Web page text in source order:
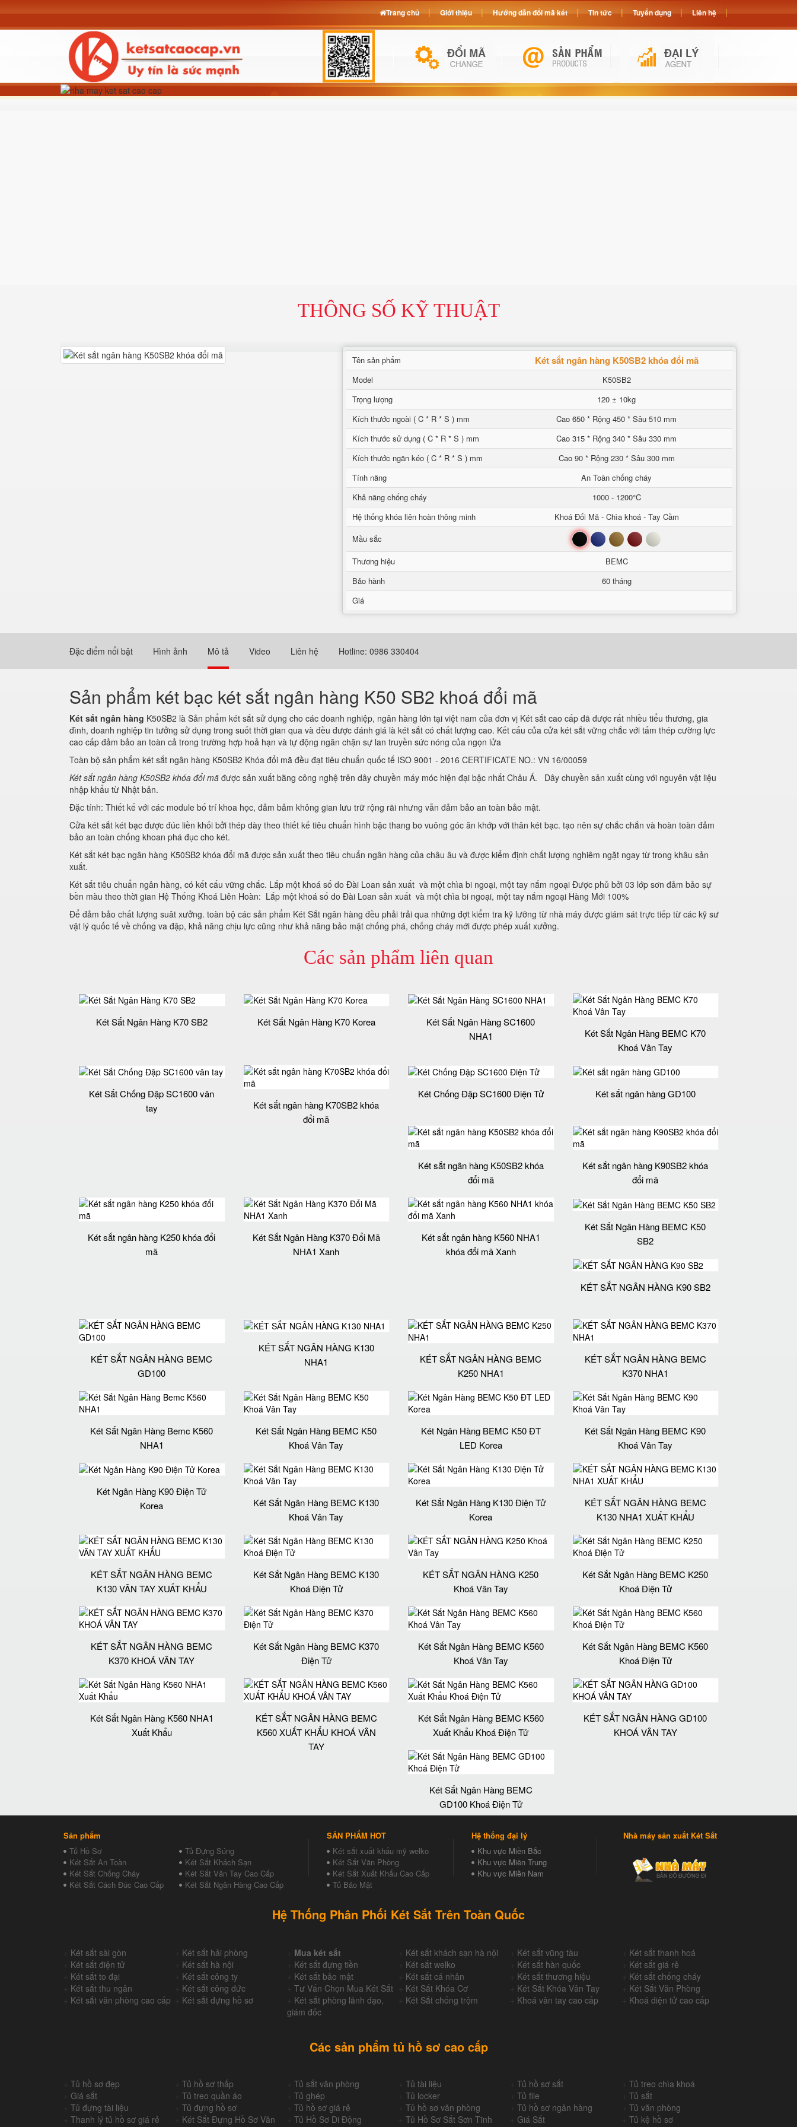
THÔNG SỐ KỸ THUẬT
Tên sản phẩm Két sắt ngân hàng K50SB2 khóa đổi mã
Model
K50SB2
Trọng lượng
120 ± 10kg
Kích thước ngoài ( C * R * S ) mm
Cao 650 * Rộng 450 * Sâu 510 mm
Kích thước sử dụng ( C * R * S ) mm
Cao 315 * Rộng 340 * Sâu 330 mm
Kích thước ngăn kéo ( C * R * S ) mm
Cao 90 * Rộng 230 * Sâu 300 mm
Tính năng
An Toàn chống cháy
Khả năng chống cháy
1000 - 1200°C
Hệ thống khóa liên hoàn thông minh
Khoá Đổi Mã - Chìa khoá - Tay Cầm
Mầu sắc
Đen Xanh Nâu Đỏ Trắng
Thương hiệu
BEMC
Bảo hành
60 tháng
Giá
Đặc điểm nổi bật Hình ảnh Mô tả Video Liên hệ Hotline: 0986 330404
Sản phẩm két bạc két sắt ngân hàng K50 SB2 khoá đổi mã
Két sắt ngân hàng K50SB2 là Sản phẩm két sắt sử dụng cho các doanh nghiệp, ngân hàng lớn tại việt nam của đơn vị Két sắt cao cấp đã được rất nhiều tiểu thương, gia
đình, doanh nghiệp tin tưởng sử dụng trong suốt thời gian qua và đều được đánh giá là két sắt có chất lượng cao. Kết cấu của cửa két sắt vững chắc với tấm thép cường lực
cao cấp đảm bảo an toàn cả trong trường hợp hoả hạn và tự động ngăn chặn sự lan truyền sức nóng của ngọn lửa
Toàn bộ sản phẩm két sắt ngân hàng K50SB2 Khóa đổi mã đều đạt tiêu chuẩn quốc tế ISO 9001 - 2016 CERTIFICATE NO.: VN 16/00059
Két sắt ngân hàng K50SB2 khóa đổi mã được sản xuất bằng công nghệ trên dây chuyền máy móc hiện đại bậc nhất Châu Á. Dây chuyền sản xuất cùng với nguyên vật liệu
nhập khẩu từ Nhật bản.
Đặc tính: Thiết kế với các module bố trí khoa học, đảm bảm không gian lưu trữ rộng rãi nhưng vẫn đảm bảo an toàn bảo mật.
Cửa két sắt két bạc được đúc liền khối bởi thép dày theo thiết kế tiêu chuẩn hình bậc thang bo vuông góc ăn khớp với thân két bạc. tạo nên sự chắc chắn và hoàn toàn đảm
bảo an toàn chống khoan phá đục cho két.
Két sắt két bạc ngân hàng K50SB2 khóa đổi mã được sản xuất theo tiêu chuẩn ngân hàng của châu âu và được kiểm định chất lượng nghiêm ngặt ngay từ trong khâu sản
xuất.
Két sắt tiêu chuẩn ngân hàng, có kết cấu vững chắc. Lắp một khoá số do Đài Loan sản xuất và một chìa bi ngoại, một tay nắm ngoại Được phủ bởi 03 lớp sơn đảm bảo sự
bền màu theo thời gian Hệ Thống Khoá Liên Hoàn: Lắp một khoá số do Đài Loan sản xuất và một chìa bi ngoại, một tay nắm ngoại Hàng Mới 100%
Để đảm bảo chất lượng suât xưởng. toàn bộ các sản phẩm Két Sắt ngân hàng đều phải trải qua những đợt kiểm tra kỹ lưỡng từ nhà máy được giám sát trực tiếp từ các kỹ sư
vật lý quốc tế về chống va đập, khả năng chịu lực cũng như khả năng bảo mật chống phá, chống cháy mới được phép xuất xưởng.
Các sản phẩm liên quan
Két Sắt Ngân Hàng K70 SB2 Két Sắt Ngân Hàng K70 Korea
Két Sắt Ngân Hàng SC1600
NHA1
Két Sắt Ngân Hàng BEMC K70
Khoá Vân Tay
Két Sắt Chống Đập SC1600 vân
tay
Két sắt ngân hàng K70SB2 khóa
đổi mã
Két Chống Đập SC1600 Điện Tử Két sắt ngân hàng GD100
Két sắt ngân hàng K50SB2 khóa
đổi mã
Két sắt ngân hàng K90SB2 khóa
đổi mã
Két sắt ngân hàng K250 khóa đổi
mã
Két Sắt Ngân Hàng K370 Đổi Mã
NHA1 Xanh
Két sắt ngân hàng K560 NHA1
khóa đổi mã Xanh
Két Sắt Ngân Hàng BEMC K50
SB2
KÉT SẮT NGÂN HÀNG K90 SB2
KÉT SẮT NGÂN HÀNG BEMC
GD100
KÉT SẮT NGÂN HÀNG K130
NHA1
KÉT SẮT NGÂN HÀNG BEMC
K250 NHA1
KÉT SẮT NGÂN HÀNG BEMC
K370 NHA1
Két Sắt Ngân Hàng Bemc K560
NHA1
Két Sắt Ngân Hàng BEMC K50
Khoá Vân Tay
Két Ngân Hàng BEMC K50 ĐT
LED Korea
Két Sắt Ngân Hàng BEMC K90
Khoá Vân Tay
Két Ngân Hàng K90 Điện Tử
Korea
Két Sắt Ngân Hàng BEMC K130
Khoá Vân Tay
Két Sắt Ngân Hàng K130 Điện Tử
Korea
KÉT SẮT NGÂN HÀNG BEMC
K130 NHA1 XUẤT KHẨU
KÉT SẮT NGÂN HÀNG BEMC
K130 VÂN TAY XUẤT KHẨU
Két Sắt Ngân Hàng BEMC K130
Khoá Điện Tử
KÉT SẮT NGÂN HÀNG K250
Khoá Vân Tay
Két Sắt Ngân Hàng BEMC K250
Khoá Điện Tử
KÉT SẮT NGÂN HÀNG BEMC
K370 KHOÁ VÂN TAY
Két Sắt Ngân Hàng BEMC K370
Điện Tử
Két Sắt Ngân Hàng BEMC K560
Khoá Vân Tay
Két Sắt Ngân Hàng BEMC K560
Khoá Điện Tử
Két Sắt Ngân Hàng K560 NHA1
Xuất Khẩu
KÉT SẮT NGÂN HÀNG BEMC
K560 XUẤT KHẨU KHOÁ VÂN
TAY
Két Sắt Ngân Hàng BEMC K560
Xuất Khẩu Khoá Điện Tử
KÉT SẮT NGÂN HÀNG GD100
KHOÁ VÂN TAY
Két Sắt Ngân Hàng BEMC
GD100 Khoá Điện Tử
Sản phẩm
Tủ Hồ Sơ
Tủ Đựng Súng
Két Sắt An Toàn
Két Sắt Khách Sạn
Két Sắt Chống Cháy
Két Sắt Vân Tay Cao Cấp
Két Sắt Cách Đúc Cao Cấp
Két Sắt Ngân Hàng Cao Cấp
SẢN PHẨM HOT
Két sắt xuất khẩu mỹ welko
Két Sắt Văn Phòng
Két Sắt Xuất Khẩu Cao Cấp
Tủ Bảo Mật
Hệ thống đại lý
Khu vực Miền Bắc
Khu vực Miền Trung
Khu vực Miền Nam
Nhà máy sản xuất Két Sắt
Hệ Thống Phân Phối Két Sắt Trên Toàn Quốc
Két sắt sài gòn Két sắt hải phòng Mua két sắt Két sắt khách sạn hà nội Két sắt vũng tàu
Két sắt thanh hoá
Két sắt điện tử Két sắt hà nội Két sắt đựng tiền Két sắt welko Két sắt hàn quốc
Két sắt giá rẻ
Két sắt to đại Két sắt công ty Két sắt bảo mật Két sắt cá nhân Két sắt thương hiệu
Két sắt chống cháy
Két sắt thu ngân Két sắt công đức Tư Vấn Chọn Mua Két Sắt Két Sắt Khóa Cơ Két Sắt Khóa Vân Tay
Két Sắt Văn Phòng
Két sắt văn phòng cao cấp Két sắt đựng hồ sơ
Két sắt phòng lãnh đạo,
giám đốc
Két Sắt chống trộm Khoá vân tay cao cấp Khoá điện tử cao cấp
Các sản phẩm tủ hồ sơ cao cấp
Tủ hồ sơ đẹp +Tủ hồ sơ thấp Tủ sắt văn phòng Tủ tài liệu +Tủ hồ sơ sắt
Tủ treo chìa khoá
Giá sắt +Tủ treo quần áo Tủ ghép Tủ locker +Tủ file
Tủ sắt
Tủ đựng tài liệu +Tủ đựng hồ sơ Tủ hồ sơ giá rẻ Tủ hồ sơ văn phòng +Tủ hồ sơ ngân hàng
Tủ văn phòng
Thanh lý tủ hồ sơ giá rẻ
Két Sắt Đựng Hồ Sơ Văn
Tủ Hồ Sơ Di Động
Tủ Hồ Sơ Sắt Sơn Tĩnh
+Giá Sắt Tủ kệ hồ sơ
Trang chủ Giới thiệu Hướng dẫn đổi mã két Tin tức Tuyển dụng Liên hệ